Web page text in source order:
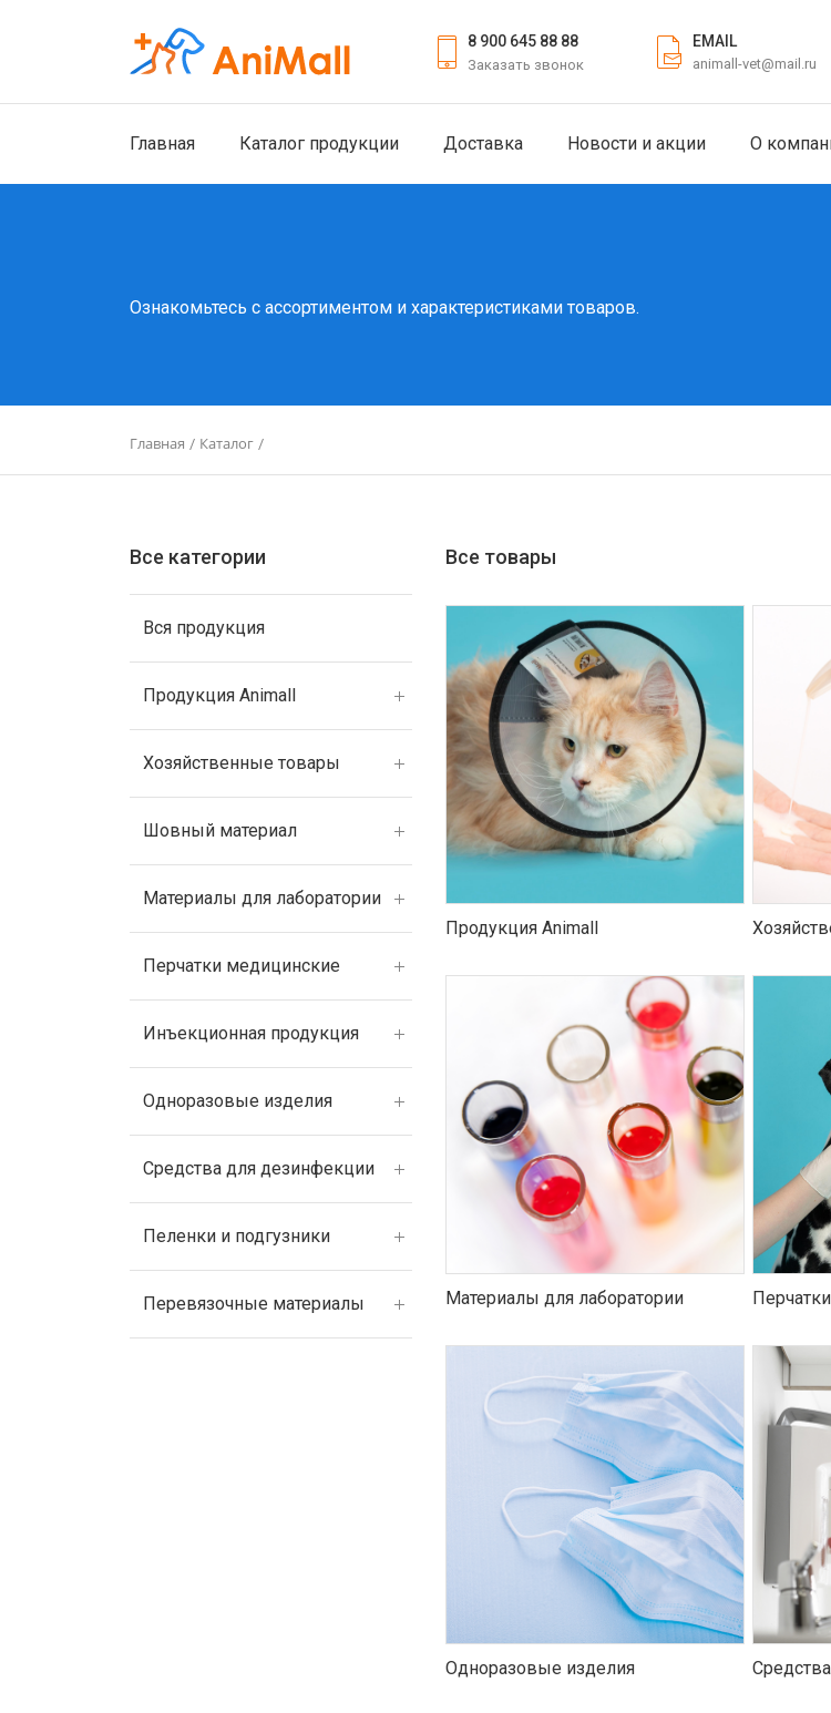
8 900 645 88 88
Заказать звонок
EMAIL
animall-vet@mail.ru
Главная Каталог продукции Доставка Новости и акции О
Ознакомьтесь с ассортиментом и характеристиками товаров.
Главная / Каталог /
Все категории
Вся продукция
Продукция Animall
Хозяйственные товары
Шовный материал
Материалы для лаборатории
Перчатки медицинские
Инъекционная продукция
Одноразовые изделия
Средства для дезинфекции
Пеленки и подгузники
Перевязочные материалы
Все товары
Продукция Animall
Материалы для лаборатории
Одноразовые изделия